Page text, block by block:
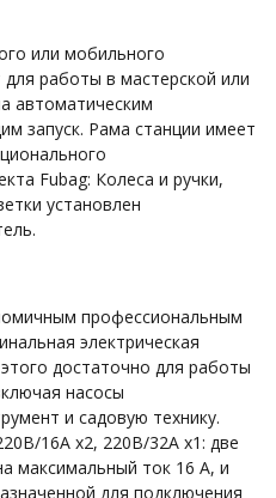
или мобильного
работы в мастерской или
автоматическим
запуск. Рама станции имеет
Fubag: Колеса и ручки,
установлен
профессиональным
электрическая
достаточно для работы
насосы
и садовую технику.
16А х2, 220В/32А х1: две
максимальный ток 16 А, и
для подключения